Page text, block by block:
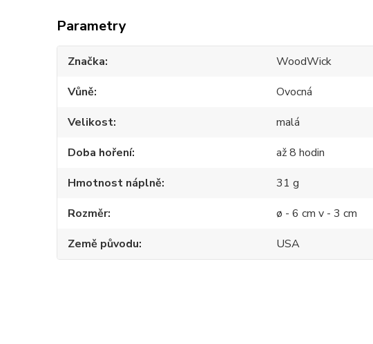
Parametry
Značka
WoodWick
Vůně
Ovocná
Velikost
malá
Doba hoření
až 8 hodin
Hmotnost náplně
31 g
Rozměr
ø - 6 cm v - 3 cm
Země původu
USA